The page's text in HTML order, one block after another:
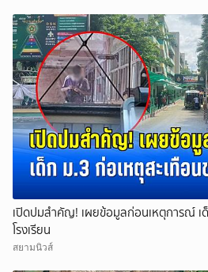
เปิดปมสำคัญ! เผยข้อมูลก่อนเหตุการณ์ เ
โรงเรียน
สยามนิวส์